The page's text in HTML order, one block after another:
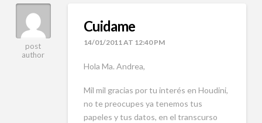
post
author
Cuidame
14/01/2011 AT 12:40 PM
Hola Ma. Andrea,
Mil mil gracias por tu interés en Houdini,
no te preocupes ya tenemos tus
papeles y tus datos, en el transcurso